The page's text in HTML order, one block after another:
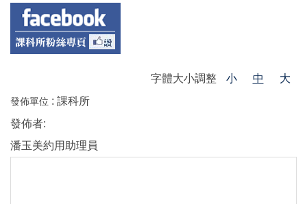
字體大小調整 小 中 大
發佈單位 : 課科所
發佈者:
潘玉美約用助理員